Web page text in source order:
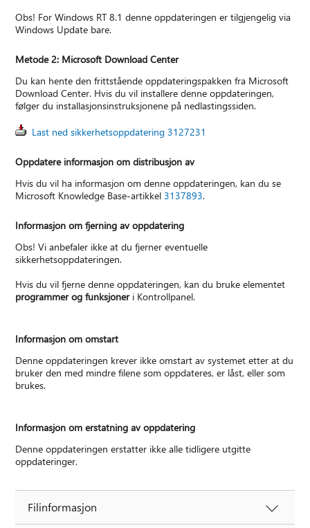
Obs! For Windows RT 8.1 denne oppdateringen er tilgjengelig via
Windows Update bare.
Metode 2: Microsoft Download Center
Du kan hente den frittstående oppdateringspakken fra Microsoft
Download Center. Hvis du vil installere denne oppdateringen,
følger du installasjonsinstruksjonene på nedlastingssiden.
Last ned sikkerhetsoppdatering 3127231
Oppdatere informasjon om distribusjon av
Hvis du vil ha informasjon om denne oppdateringen, kan du se
Microsoft Knowledge Base-artikkel3137893.
Informasjon om fjerning av oppdatering
Obs! Vi anbefaler ikke at du fjerner eventuelle
sikkerhetsoppdateringen.
Hvis du vil fjerne denne oppdateringen, kan du bruke elementet
programmer og funksjoneri Kontrollpanel.
Informasjon om omstart
Denne oppdateringen krever ikke omstart av systemet etter at du
bruker den med mindre filene som oppdateres, er låst, eller som
brukes.
Informasjon om erstatning av oppdatering
Denne oppdateringen erstatter ikke alle tidligere utgitte
oppdateringer.
Filinformasjon